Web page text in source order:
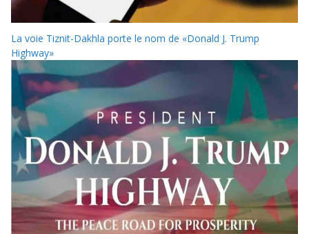
La voie Tiznit-Dakhla porte le nom de «Donald J. Trump
Highway»